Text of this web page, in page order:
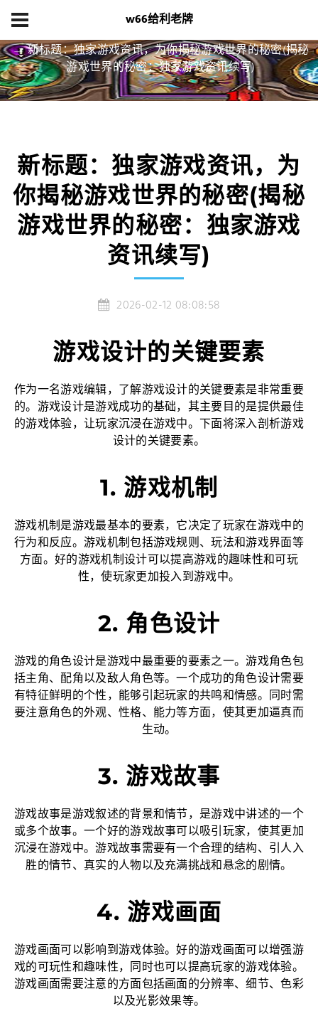
w66给利老牌
新标题：独家游戏资讯，为你揭秘游戏世界的秘密(揭秘
游戏世界的秘密：独家游戏资讯续写)
新标题：独家游戏资讯，为
你揭秘游戏世界的秘密(揭秘
游戏世界的秘密：独家游戏
资讯续写)
2026-02-12 08:08:58
游戏设计的关键要素
作为一名游戏编辑，了解游戏设计的关键要素是非常重要
的。游戏设计是游戏成功的基础，其主要目的是提供最佳
的游戏体验，让玩家沉浸在游戏中。下面将深入剖析游戏
设计的关键要素。
1. 游戏机制
游戏机制是游戏最基本的要素，它决定了玩家在游戏中的
行为和反应。游戏机制包括游戏规则、玩法和游戏界面等
方面。好的游戏机制设计可以提高游戏的趣味性和可玩
性，使玩家更加投入到游戏中。
2. 角色设计
游戏的角色设计是游戏中最重要的要素之一。游戏角色包
括主角、配角以及敌人角色等。一个成功的角色设计需要
有特征鲜明的个性，能够引起玩家的共鸣和情感。同时需
要注意角色的外观、性格、能力等方面，使其更加逼真而
生动。
3. 游戏故事
游戏故事是游戏叙述的背景和情节，是游戏中讲述的一个
或多个故事。一个好的游戏故事可以吸引玩家，使其更加
沉浸在游戏中。游戏故事需要有一个合理的结构、引人入
胜的情节、真实的人物以及充满挑战和悬念的剧情。
4. 游戏画面
游戏画面可以影响到游戏体验。好的游戏画面可以增强游
戏的可玩性和趣味性，同时也可以提高玩家的游戏体验。
游戏画面需要注意的方面包括画面的分辨率、细节、色彩
以及光影效果等。